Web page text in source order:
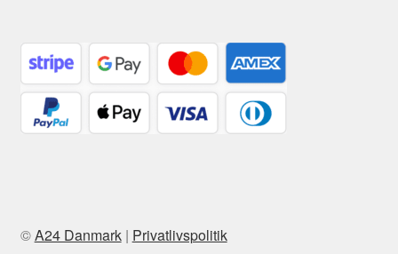
©A24 Danmark| Privatlivspolitik